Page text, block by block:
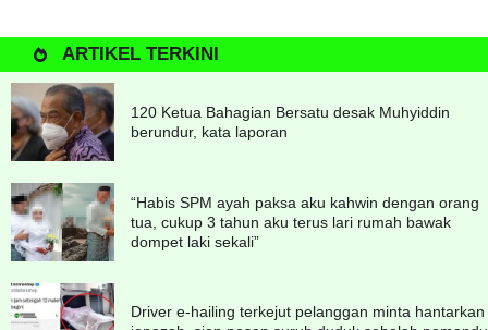
ARTIKEL TERKINI
120 Ketua Bahagian Bersatu desak Muhyiddin
berundur, kata laporan
“Habis SPM ayah paksa aku kahwin dengan orang
tua, cukup 3 tahun aku terus lari rumah bawak
dompet laki sekali”
Driver e-hailing terkejut pelanggan minta hantarkan